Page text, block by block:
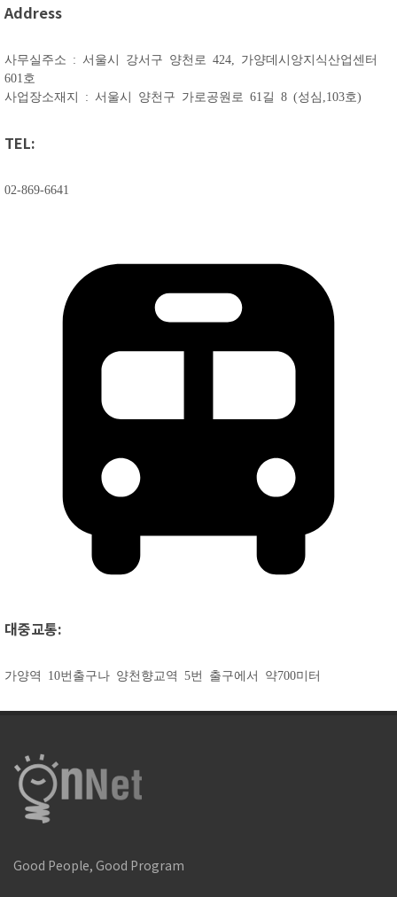
Address
사무실주소 : 서울시 강서구 양천로 424, 가양데시앙지식산업센터
601호
사업장소재지 : 서울시 양천구 가로공원로 61길 8 (성심,103호)
TEL:
02-869-6641
대중교통:
가양역 10번출구나 양천향교역 5번 출구에서 약700미터
Good People, Good Program